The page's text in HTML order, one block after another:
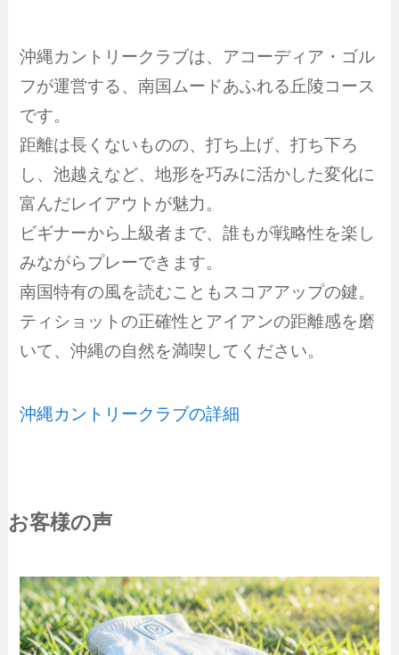
沖縄カントリークラブは、アコーディア・ゴル
フが運営する、南国ムードあふれる丘陵コース
です。
距離は長くないものの、打ち上げ、打ち下ろ
し、池越えなど、地形を巧みに活かした変化に
富んだレイアウトが魅力。
ビギナーから上級者まで、誰もが戦略性を楽し
みながらプレーできます。
南国特有の風を読むこともスコアアップの鍵。
ティショットの正確性とアイアンの距離感を磨
いて、沖縄の自然を満喫してください。
沖縄カントリークラブの詳細
お客様の声